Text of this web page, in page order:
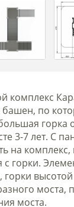
комплекс
башен, по
горка
3-7 лет. С
на
с горки.
горки
моста,
моста.